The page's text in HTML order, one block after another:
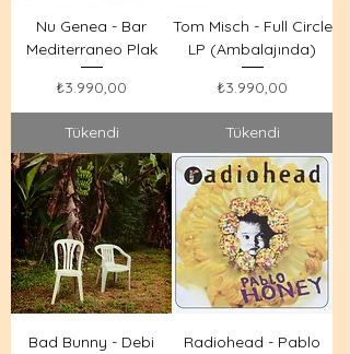
Nu Genea - Bar
Mediterraneo Plak
Fiyat
₺3.990,00
Tükendi
Tom Misch - Full Circle
LP (Ambalajında)
Fiyat
₺3.990,00
Tükendi
Bad Bunny - Debi
Radiohead - Pablo